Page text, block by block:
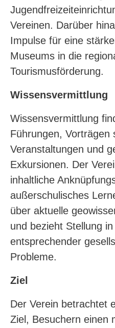
Vereinen. Darüber
Impulse für eine
Museums in die
Tourismusförderung.
Wissensvermittlung
Wissensvermittlung
Führungen, Vorträgen
Veranstaltungen und
Exkursionen. Der
inhaltliche
außerschulisches
über aktuelle
und bezieht Stellung
entsprechender
Probleme.
Ziel
Der Verein betrachtet
Ziel, Besuchern einen